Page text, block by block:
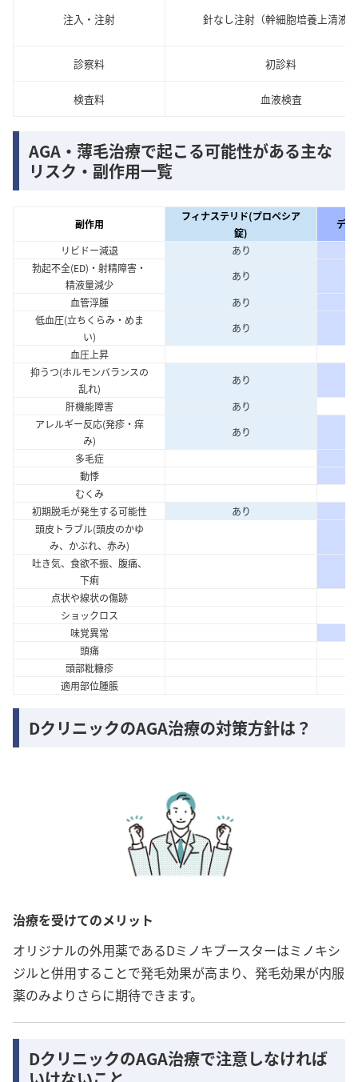
注入・注射 針なし注射（幹細胞培養上清液）
診察料 初診料
検査料 血液検査
AGA・薄毛治療で起こる可能性がある主な
リスク・副作用一覧
副作用
フィナステリド(プロペシア
錠)
デ
リビドー減退
あり
勃起不全(ED)・射精障害・
精液量減少
あり
血管浮腫
あり
低血圧(立ちくらみ・めま
い)
あり
血圧上昇
抑うつ(ホルモンバランスの
乱れ)
あり
肝機能障害
あり
アレルギー反応(発疹・痒
み)
あり
多毛症
動悸
むくみ
初期脱毛が発生する可能性
あり
頭皮トラブル(頭皮のかゆ
み、かぶれ、赤み)
吐き気、食欲不振、腹痛、
下痢
点状や線状の傷跡
ショックロス
味覚異常
頭痛
頭部粃糠疹
適用部位腫脹
DクリニックのAGA治療の対策方針は？
治療を受けてのメリット
オリジナルの外用薬であるDミノキブースターはミノキシ
ジルと併用することで発毛効果が高まり、発毛効果が内服
薬のみよりさらに期待できます。
DクリニックのAGA治療で注意しなければ